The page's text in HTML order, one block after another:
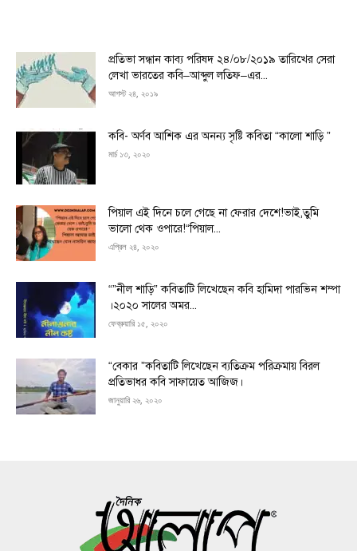
প্রতিভা সন্ধান কাব্য পরিষদ ২৪/০৮/২০১৯ তারিখের সেরা
লেখা ভারতের কবি–আব্দুল লতিফ–এর...
আগস্ট ২৪, ২০১৯
কবি- অর্ণব আশিক এর অনন্য সৃষ্টি কবিতা “কালো শাড়ি ”
মার্চ ১৩, ২০২০
পিয়াল এই দিনে চলে গেছে না ফেরার দেশে!ভাই,তুমি
ভালো থেক ওপারে!“পিয়াল...
এপ্রিল ২৪, ২০২০
“”নীল শাড়ি” কবিতাটি লিখেছেন কবি হামিদা পারভিন শম্পা
।২০২০ সালের অমর...
ফেব্রুয়ারি ১৫, ২০২০
“বেকার ”কবিতাটি লিখেছেন ব্যতিক্রম পরিক্রমায় বিরল
প্রতিভাধর কবি সাফায়েত আজিজ।
জানুয়ারি ২৬, ২০২০